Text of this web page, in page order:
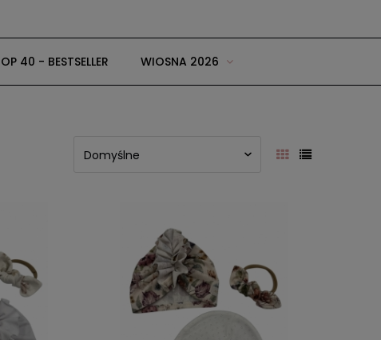
40 - BESTSELLER WIOSNA 2026